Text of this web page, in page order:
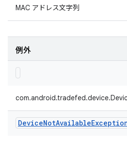
MAC アドレス文字列
例外
DeviceNotAvailable